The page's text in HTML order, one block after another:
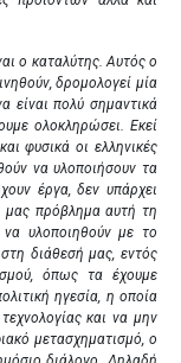
ο καταλύτης. Αυτός ο
δρομολογεί μία
είναι πολύ σημαντικά
ολοκληρώσει. Εκεί
φυσικά οι ελληνικές
να υλοποιήσουν τα
έργα, δεν υπάρχει
μας πρόβλημα αυτή τη
να υλοποιηθούν με το
διάθεσή μας, εντός
όπως τα έχουμε
ηγεσία, η οποία
και να μην
μετασχηματισμό, ο